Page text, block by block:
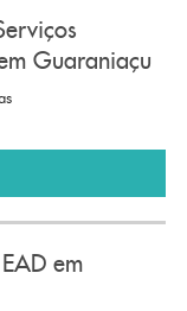
Guaraniaçu
em